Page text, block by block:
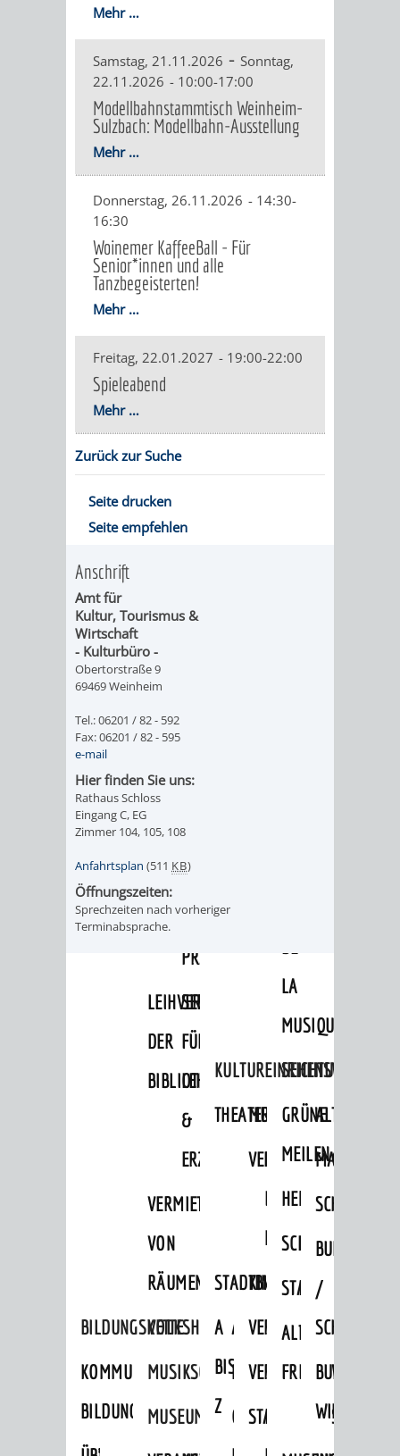
/
ZAHLEN
/
FAKTEN
BILDUNG
KINDERTAGESPFLEGE
KINDERKRIPPEN
KINDERTAGESSTÄTTEN
PROJEKT
"KINDER
SCHÜTZEN
-
KINDER
STÄRKEN"
VORMERKVERFAHREN
FÜR
DIE
PLATZVERGABE
VON
KINDERTAGESSTÄTTEN
FERIENANGEBOTE
&
TREFFS
SCHULARTEN
SCHULVERWALTUNG
HORTE
/
GRUNDSCHULBETREUUNG
FERIENBETREUUNG
SCHULSOZIALARBEIT
STADTBIBLIOTHEK
BIS
Z
KATALOG
VERANSTALTUNGEN
AUSBILDUNG
&
PRAKTIKA
LEIHVERKEHR
DER
BIBLIOTHEK
SERVICE
FÜR
LEHRER/INNEN
&
ERZIEHER/INNEN
VERMIETUNG
VON
RÄUMEN
BILDUNGSKETTE
KOMMUNALES
BILDUNGSMANAGEMENT
VOLKSHOCHSCHULE
MUSIKSCHULE
MUSEUM
FREIZEIT
LA
MUSIQUE
KULTUREINRICHTUNGEN
THEATERMUSEUM
VERANSTALTUNGEN
KINDER
IM
MUSEUM
STADTBIBLIOTHEK
A
BIS
Z
AUSLEIHE
MEDIENANGEBOTE
ONLINE-
KINO
VERANSTALTER
STADTHALLE
ROLF-
SEHENSWERT
GRÜNE
MEILEN
HERMANNSHOF
EXOTENWALD
SCHLOSSPARK
STADTGARTEN
ALTER
FRIEDHOF
ROSENANLAGE
ALTSTADT
MARKTPLATZ
SCHLOSS
BURGEN
/
SCHLOSS
BURGRUINE
WINDECK
SCHLOSS
Mehr …
Samstag, 21.11.2026 - Sonntag,
22.11.2026 - 10:00-17:00
Modellbahnstammtisch Weinheim-
Sulzbach: Modellbahn-Ausstellung
Mehr …
Donnerstag, 26.11.2026 - 14:30-
16:30
Woinemer KaffeeBall - Für
Senior*innen und alle
Tanzbegeisterten!
Mehr …
Freitag, 22.01.2027 - 19:00-22:00
Spieleabend
Mehr …
Zurück zur Suche
Seite drucken
Seite empfehlen
Anschrift
Amt für
Kultur, Tourismus &
Wirtschaft
- Kulturbüro -
Obertorstraße 9
69469 Weinheim
Tel.: 06201 / 82 - 592
Fax: 06201 / 82 - 595
e-mail
Hier finden Sie uns:
Rathaus Schloss
Eingang C, EG
Zimmer 104, 105, 108
Anfahrtsplan (511 KB)
Öffnungszeiten:
Sprechzeiten nach vorheriger
Terminabsprache.